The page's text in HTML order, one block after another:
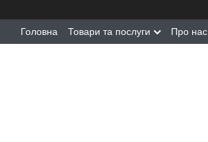
Головна Товари та послуги Про нас